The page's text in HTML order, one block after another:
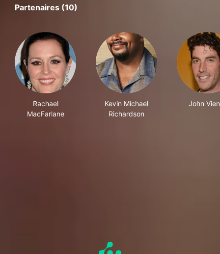
Partenaires (10)
Rachael
MacFarlane
Kevin Michael
Richardson
John